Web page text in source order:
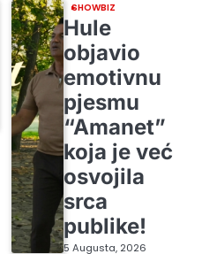
SHOWBIZ
Hule
objavio
emotivnu
pjesmu
“Amanet”
koja je već
osvojila
srca
publike!
5 Augusta, 2026